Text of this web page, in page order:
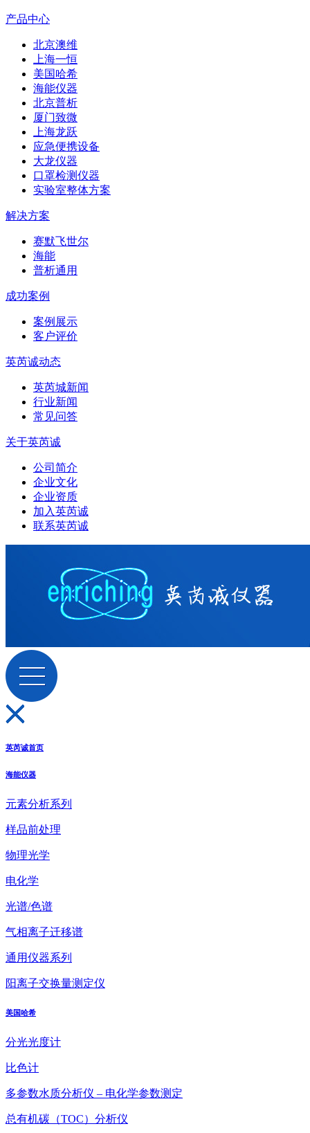
产品中心
北京澳维
上海一恒
美国哈希
海能仪器
北京普析
厦门致微
上海龙跃
应急便携设备
大龙仪器
口罩检测仪器
实验室整体方案
解决方案
赛默飞世尔
海能
普析通用
成功案例
案例展示
客户评价
英芮诚动态
英芮城新闻
行业新闻
常见问答
关于英芮诚
公司简介
企业文化
企业资质
加入英芮诚
联系英芮诚
英芮诚首页
海能仪器
元素分析系列
样品前处理
物理光学
电化学
光谱/色谱
气相离子迁移谱
通用仪器系列
阳离子交换量测定仪
美国哈希
分光光度计
比色计
多参数水质分析仪 – 电化学参数测定
总有机碳（TOC）分析仪